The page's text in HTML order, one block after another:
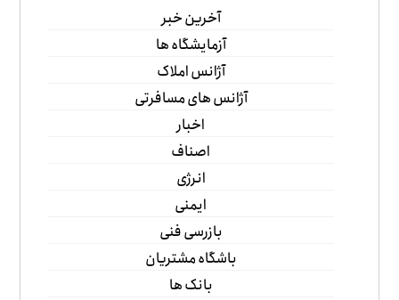
آخرین خبر
آزمایشگاه ها
آژانس املاک
آژانس های مسافرتی
اخبار
اصناف
انرژی
ایمنی
بازرسی فنی
باشگاه مشتریان
بانک ها